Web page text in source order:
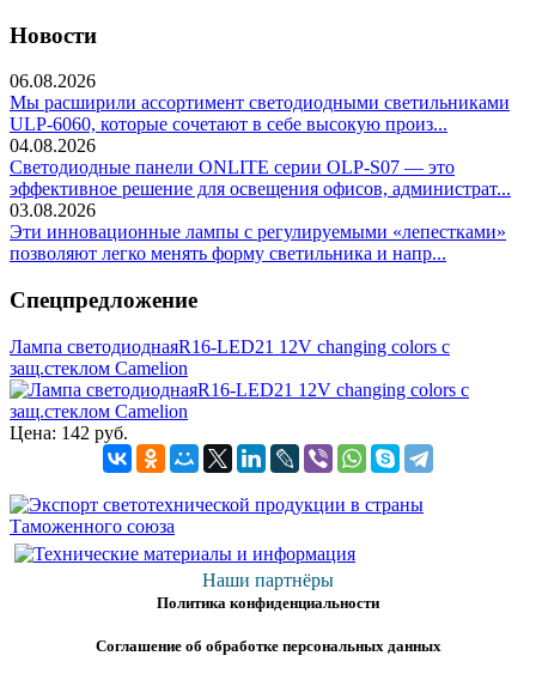
Новости
06.08.2026
Мы расширили ассортимент светодиодными светильниками
ULP-6060, которые сочетают в себе высокую произ...
04.08.2026
Светодиодные панели ONLITE серии OLP-S07 — это
эффективное решение для освещения офисов, администрат...
03.08.2026
Эти инновационные лампы с регулируемыми «лепестками»
позволяют легко менять форму светильника и напр...
Спецпредложение
Лампа светодиоднаяR16-LED21 12V changing colors с
защ.стеклом Camelion
Цена: 142 руб.
Наши партнёры
Политика конфиденциальности
Соглашение об обработке персональных данных